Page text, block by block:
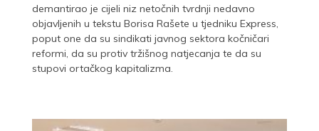
demantirao je cijeli niz netočnih tvrdnji nedavno
objavljenih u tekstu Borisa Rašete u tjedniku Express,
poput one da su sindikati javnog sektora kočničari
reformi, da su protiv tržišnog natjecanja te da su
stupovi ortačkog kapitalizma.